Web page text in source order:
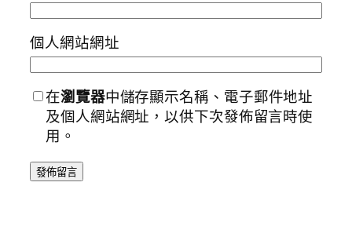
個人網站網址
在瀏覽器中儲存顯示名稱、電子郵件地址
及個人網站網址，以供下次發佈留言時使
用。